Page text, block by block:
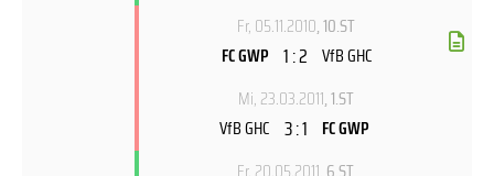
Fr, 05.11.2010, 10.ST
FC GWP 1 : 2 VfB GHC
Mi, 23.03.2011, 1.ST
VfB GHC 3 : 1 FC GWP